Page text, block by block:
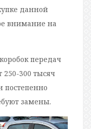
данной
внимание на
передач
250-300 тысяч
постепенно
замены.